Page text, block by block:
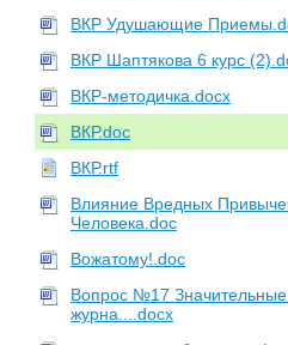
ВКР Удушающие
ВКР Шаптякова 6 курс
ВКР-методичка.docx
ВКР.doc
ВКР.rtf
Влияние Вредных
Человека.doc
Вожатому!.doc
Вопрос №17 Значительные
журна....docx